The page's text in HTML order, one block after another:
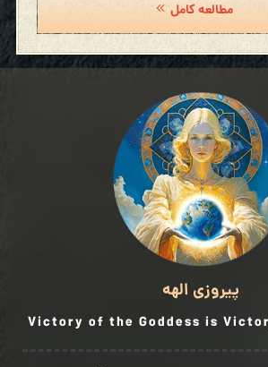
مطالعه کامل
پیروزی الهه
Victory of the Goddess is